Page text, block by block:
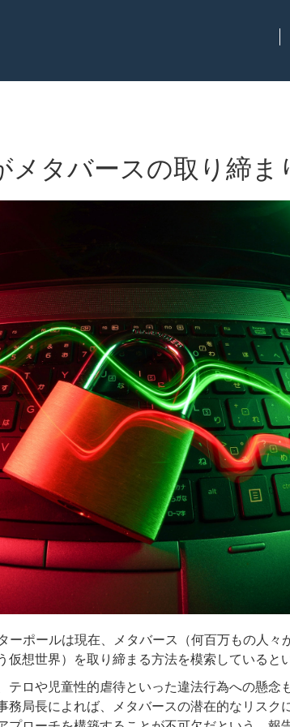
メタバースの取り締ま
ーポールは現在、メタバース（何百万もの人々
仮想世界）を取り締まる方法を模索していると
テロや児童性的虐待といった違法行為への懸念
務局長によれば、メタバースの潜在的なリスク